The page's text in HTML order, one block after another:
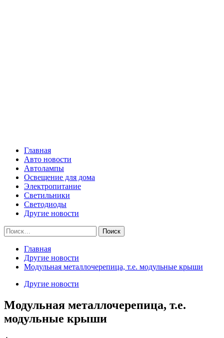
Главная
Авто новости
Автолампы
Освещение для дома
Электропитание
Светильники
Светодиоды
Другие новости
Найти:
Главная
Другие новости
Модульная металлочерепица, т.е. модульные крыши
Другие новости
Модульная металлочерепица, т.е.
модульные крыши